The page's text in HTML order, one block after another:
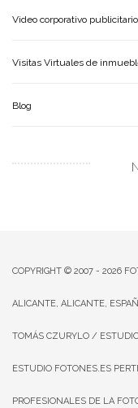
Video corporativo publicitario
Visitas Virtuales de
Blog
COPYRIGHT © 2007 - 2026
ALICANTE, ALICANTE,
TOMÁS CZURYLO /
ESTUDIO FOTONES.ES
PROFESIONALES DE LA